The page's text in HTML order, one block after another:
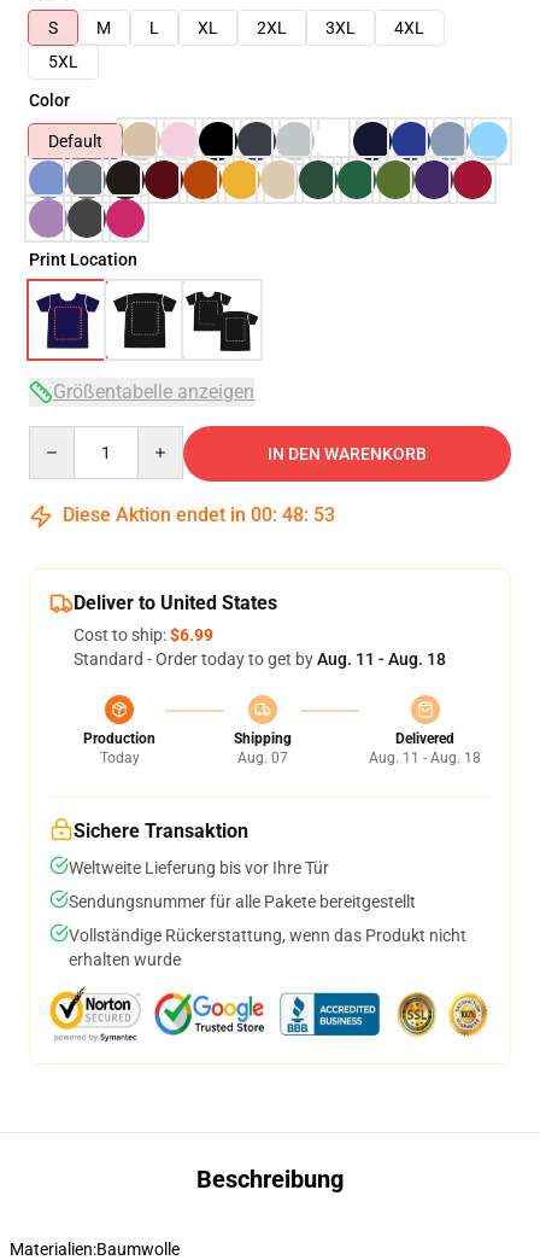
S
M L XL 2XL 3XL
4XL
5XL
Color
Default
Print Location
Größentabelle anzeigen
IN DEN WARENKORB
Diese Aktion endet in 00: 48: 53
Deliver to United States
Cost to ship:$6.99
Standard - Order today to get byAug. 11 - Aug. 18
Production
Today
Shipping
Aug. 07
Delivered
Aug. 11 - Aug. 18
Sichere Transaktion
Weltweite Lieferung bis vor Ihre Tür
Sendungsnummer für alle Pakete bereitgestellt
Vollständige Rückerstattung, wenn das Produkt nicht
erhalten wurde
Beschreibung
Materialien:Baumwolle